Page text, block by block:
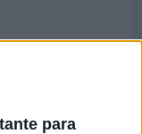
para
Teléfono: 915